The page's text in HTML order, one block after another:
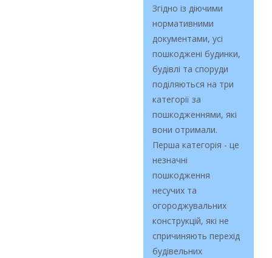
Згідно із діючими
нормативними
документами, усі
пошкоджені будинки,
будівлі та споруди
поділяються на три
категорії за
пошкодженнями, які
вони отримали.
Перша категорія - це
незначні
пошкодження
несучих та
огороджувальних
конструкцій, які не
спричиняють перехід
будівельних